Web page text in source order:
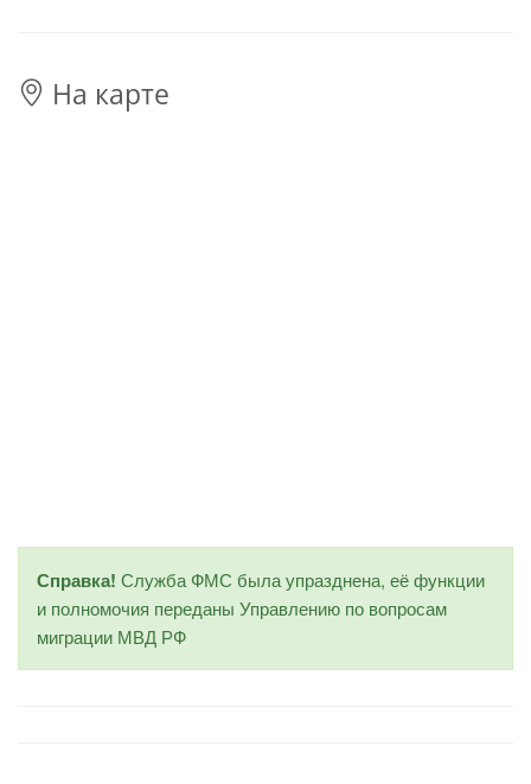
На карте
Справка! Служба ФМС была упразднена, её функции
и полномочия переданы Управлению по вопросам
миграции МВД РФ